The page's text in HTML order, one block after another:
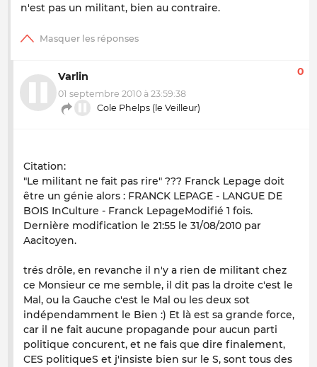
n'est pas un militant, bien au contraire.
Varlin
01 septembre 2010 à 23:59:38
Cole Phelps (le Veilleur)
0
Citation:
"Le militant ne fait pas rire" ??? Franck Lepage doit
être un génie alors : FRANCK LEPAGE - LANGUE DE
BOIS InCulture - Franck LepageModifié 1 fois.
Dernière modification le 21:55 le 31/08/2010 par
Aacitoyen.
trés drôle, en revanche il n'y a rien de militant chez
ce Monsieur ce me semble, il dit pas la droite c'est le
Mal, ou la Gauche c'est le Mal ou les deux sot
indépendamment le Bien :) Et là est sa grande force,
car il ne fait aucune propagande pour aucun parti
politique concurent, et ne fais que dire finalement,
CES politiqueS et j'insiste bien sur le S, sont tous des